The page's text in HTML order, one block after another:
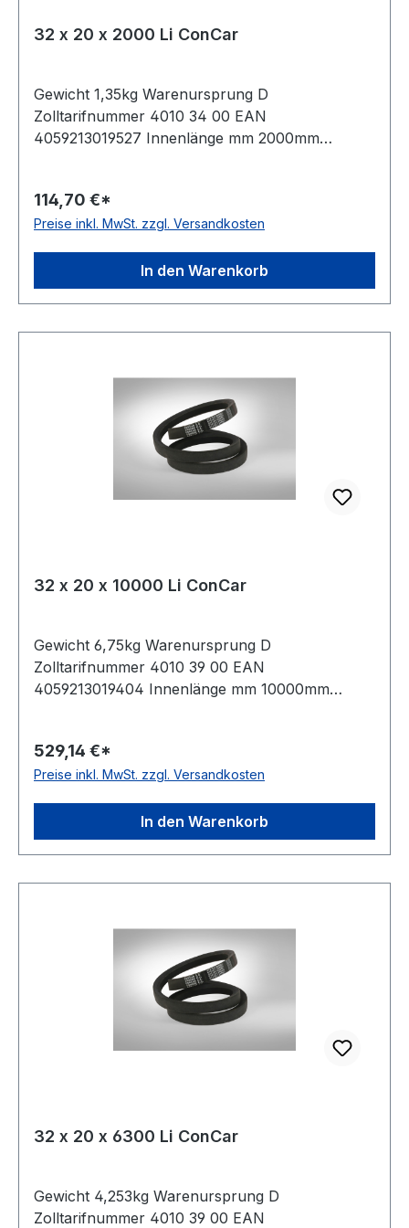
32 x 20 x 2000 Li ConCar
Gewicht 1,35kg Warenursprung D
Zolltarifnummer 4010 34 00 EAN
4059213019527 Innenlänge mm 2000mm
Ausführung ummantelt antistatisch ja Norm DIN
2215 Material Neoprene Zugstrang Polyester
114,70 €*
Preise inkl. MwSt. zzgl. Versandkosten
In den Warenkorb
32 x 20 x 10000 Li ConCar
Gewicht 6,75kg Warenursprung D
Zolltarifnummer 4010 39 00 EAN
4059213019404 Innenlänge mm 10000mm
Ausführung ummantelt antistatisch ja Norm DIN
2215 Material Neoprene Zugstrang Polyester
529,14 €*
Preise inkl. MwSt. zzgl. Versandkosten
In den Warenkorb
32 x 20 x 6300 Li ConCar
Gewicht 4,253kg Warenursprung D
Zolltarifnummer 4010 39 00 EAN